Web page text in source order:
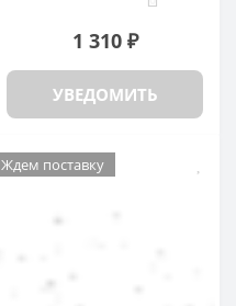
1 310 ₽
УВЕДОМИТЬ
Ждем поставку